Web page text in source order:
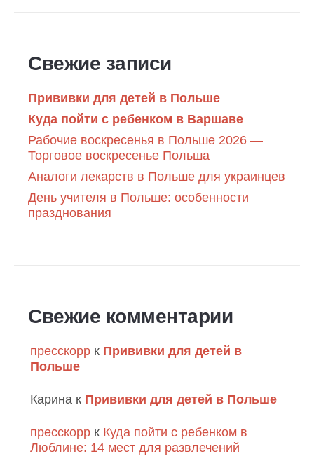
Свежие записи
Прививки для детей в Польше
Куда пойти с ребенком в Варшаве
Рабочие воскресенья в Польше 2026 —
Торговое воскресенье Польша
Аналоги лекарств в Польше для украинцев
День учителя в Польше: особенности
празднования
Свежие комментарии
пресскорр к Прививки для детей в
Польше
Карина к Прививки для детей в Польше
пресскорр к Куда пойти с ребенком в
Люблине: 14 мест для развлечений